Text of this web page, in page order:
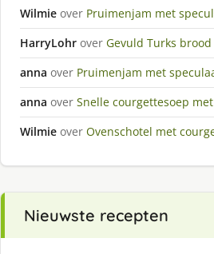
Wilmie over Pruimenjam met
HarryLohr over Gevuld Turks brood
anna over Pruimenjam met
anna over Snelle courgettesoep
Wilmie over Ovenschotel met
Nieuwste recepten